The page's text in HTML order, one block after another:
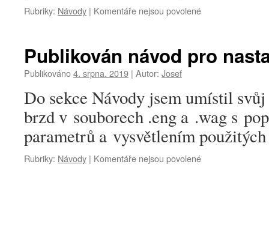
Rubriky: Návody | Komentáře nejsou povolenéu
Pokyny
Publikován návod pro
Publikováno4. srpna. 2019 | Autor: Josef
Do sekce Návody jsem umístil
brzd v souborech .eng a .wag s
parametrů a vysvětlením
Rubriky: Návody | Komentáře nejsou povolenéu